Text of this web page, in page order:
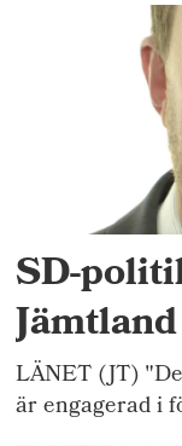
SD-
LÄNET (JT)
är engagerad i